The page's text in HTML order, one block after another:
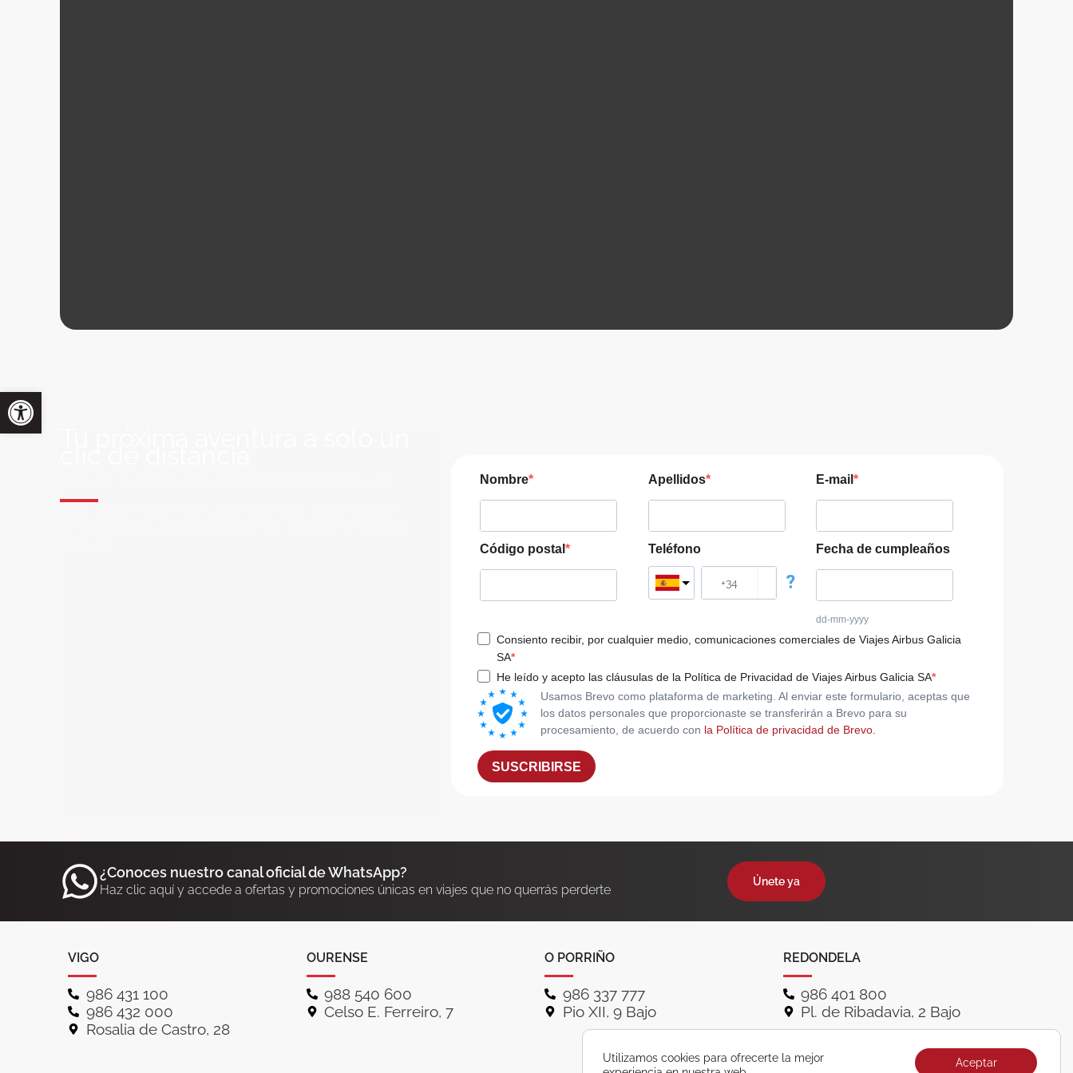
Nombre Apellidos E-mail
Código postal Teléfono
?
Fecha de cumpleaños
dd-mm-yyyy
Consiento recibir, por cualquier medio, comunicaciones comerciales de Viajes Airbus Galicia
SA
He leído y acepto las cláusulas de la Política de Privacidad de Viajes Airbus Galicia SA
Usamos Brevo como plataforma de marketing. Al enviar este formulario, aceptas que
los datos personales que proporcionaste se transferirán a Brevo para su
procesamiento, de acuerdo con la Política de privacidad de Brevo.
SUSCRIBIRSE
¿Conoces nuestro canal oficial de WhatsApp?
Haz clic aquí y accede a ofertas y promociones únicas en viajes que no querrás perderte
Únete ya
VIGO
986 431 100
986 432 000
Rosalia de Castro, 28
OURENSE
988 540 600
Celso E. Ferreiro, 7
O PORRIÑO
986 337 777
Pio XII, 9 Bajo
REDONDELA
986 401 800
Pl. de Ribadavia, 2 Bajo
Utilizamos cookies para ofrecerte la mejor
Aceptar